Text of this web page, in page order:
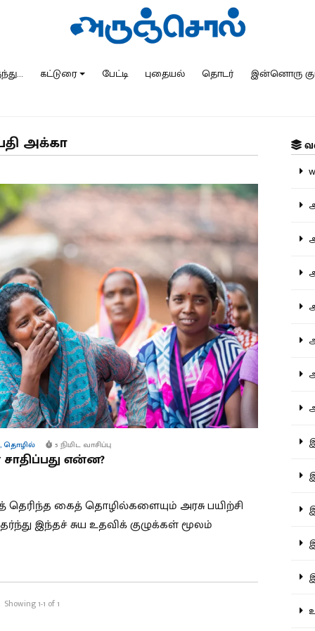
கட்டுரை பேட்டி புதையல் தொடர் இன்னொரு
அக்கா
,தொழில் 5 நிமிட வாசிப்பு
என்ன?
தெரிந்த கைத் தொழில்களையும் அரசு பயிற்சி
இந்தச் சுய உதவிக் குழுக்கள் மூலம்
Showing 1-1 of 1